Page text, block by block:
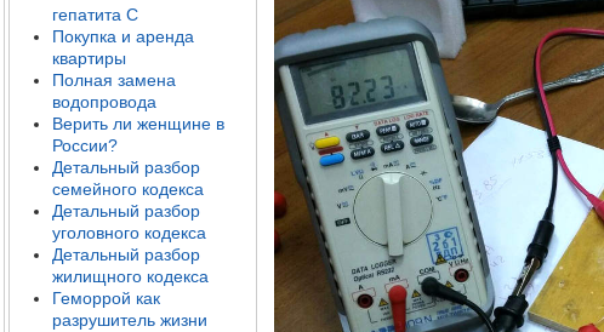
гепатита C
Покупка и аренда
квартиры
Полная замена
водопровода
Верить ли женщине в
России?
Детальный разбор
семейного кодекса
Детальный разбор
уголовного кодекса
Детальный разбор
жилищного кодекса
Геморрой как
разрушитель жизни